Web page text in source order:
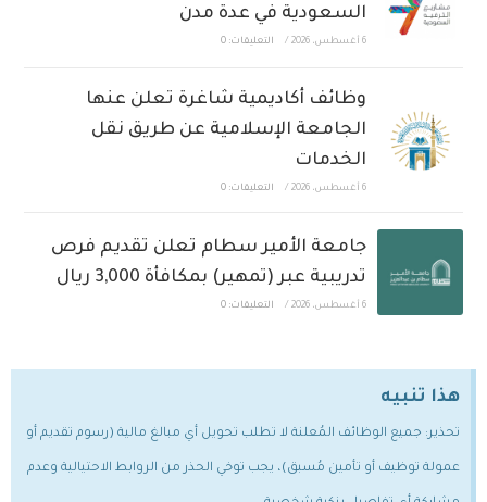
السعودية في عدة مدن
6 أغسطس، 2026 / التعليقات: 0
وظائف أكاديمية شاغرة تعلن عنها
الجامعة الإسلامية عن طريق نقل
الخدمات
6 أغسطس، 2026 / التعليقات: 0
جامعة الأمير سطام تعلن تقديم فرص
تدريبية عبر (تمهير) بمكافأة 3,000 ريال
6 أغسطس، 2026 / التعليقات: 0
هذا تنبيه
تحذير: جميع الوظائف المُعلنة لا تطلب تحويل أي مبالغ مالية (رسوم تقديم أو
عمولة توظيف أو تأمين مُسبق)، يجب توخي الحذر من الروابط الاحتيالية وعدم